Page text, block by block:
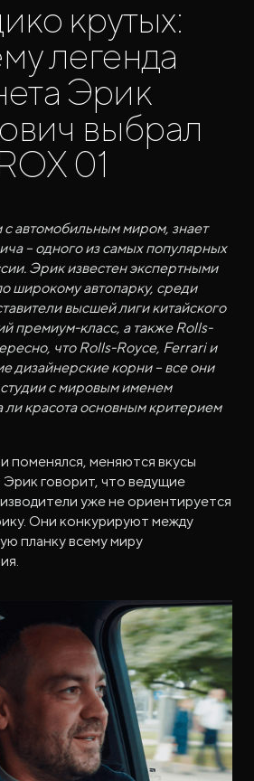
внедорожник
крутых:
легенда
Эрик
выбрал
01
автомобильным миром, знает
– одного из самых популярных
Эрик известен экспертными
широкому автопарку, среди
высшей лиги китайского
премиум-класс, а также Rolls-
что Rolls-Royce, Ferrari и
дизайнерские корни – все они
с мировым именем
ли красота основным критерием
поменялся, меняются вкусы
говорит, что ведущие
уже не ориентируется
Они конкурируют между
планку всему миру